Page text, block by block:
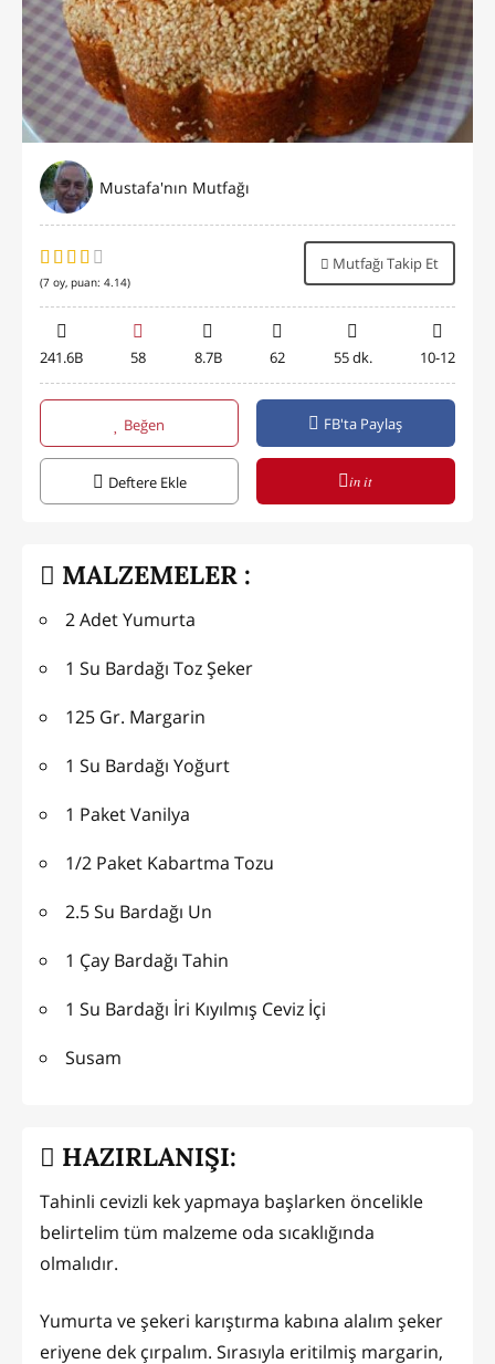
Mustafa'nın Mutfağı
(7 oy, puan: 4.14)
Mutfağı Takip Et
241.6B 58 8.7B 62 55 dk. 10-12
Beğen FB'ta Paylaş
Deftere Ekle in it
MALZEMELER :
2 Adet Yumurta
1 Su Bardağı Toz Şeker
125 Gr. Margarin
1 Su Bardağı Yoğurt
1 Paket Vanilya
1/2 Paket Kabartma Tozu
2.5 Su Bardağı Un
1 Çay Bardağı Tahin
1 Su Bardağı İri Kıyılmış Ceviz İçi
Susam
HAZIRLANIŞI:
Tahinli cevizli kek yapmaya başlarken öncelikle
belirtelim tüm malzeme oda sıcaklığında
olmalıdır.
Yumurta ve şekeri karıştırma kabına alalım şeker
eriyene dek çırpalım. Sırasıyla eritilmiş margarin,